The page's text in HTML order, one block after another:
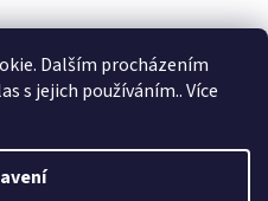
Dalším procházením
s jejich používáním.. Více
Shoptet